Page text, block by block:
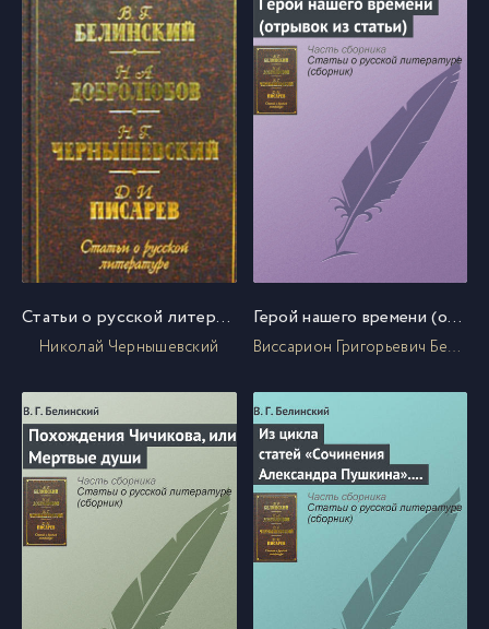
Статьи о русской литературе (сборник)
Николай Чернышевский
Герой нашего времени (отрывок из статьи)
Виссарион Григорьевич Белинский